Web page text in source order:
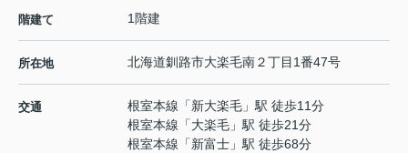
階建て 1階建
所在地 北海道釧路市大楽毛南２丁目1番47号
交通 根室本線 「新大楽毛 」駅 徒歩11分
根室本線 「大楽毛 」駅 徒歩21分
根室本線 「新富士 」駅 徒歩68分